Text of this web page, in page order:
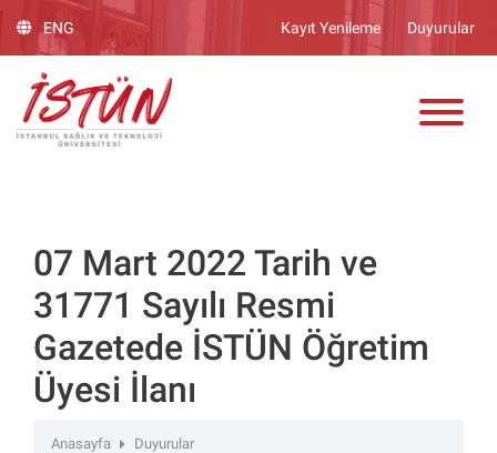
dikkat:
web
sitesinde,
erişilebilirliği
BiClick"
sistemi
bulunur.
ENG Kayıt Yenileme Duyurular
07 Mart 2022 Tarih ve
31771 Sayılı Resmi
Gazetede İSTÜN Öğretim
Üyesi İlanı
Anasayfa
Duyurular